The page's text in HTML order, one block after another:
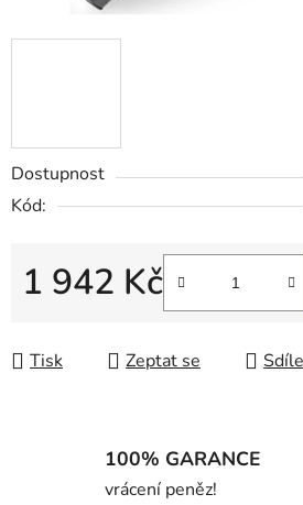
Dostupnost
Kód:
1 942 Kč
Tisk Zeptat se
100% GARANCE
vrácení peněz!